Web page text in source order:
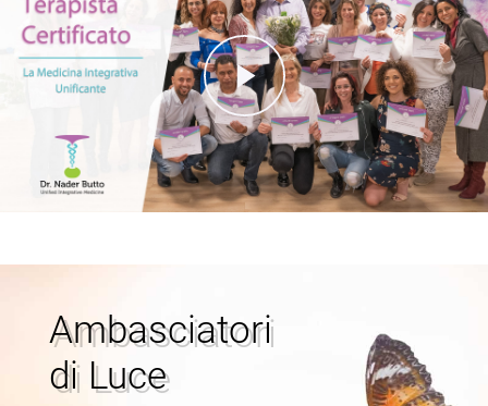
Ambasciatori
di Luce